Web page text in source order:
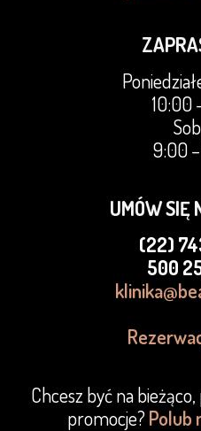
10:00
9:00
UMÓW SIĘ
(22)
500
Chcesz być na
promocje? Polub